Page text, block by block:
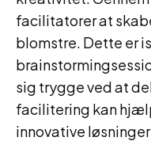
facilitatorer at
blomstre. Dette er
sig trygge ved at
facilitering kan
innovative